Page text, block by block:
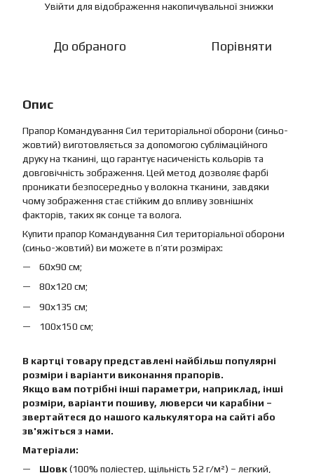
Увійти для відображення накопичувальної знижки
До обраного Порівняти
Опис
Прапор Командування Сил територіальної оборони (синьо-
жовтий) виготовляється за допомогою сублімаційного
друку на тканині, що гарантує насиченість кольорів та
довговічність зображення. Цей метод дозволяє фарбі
проникати безпосередньо у волокна тканини, завдяки
чому зображення стає стійким до впливу зовнішніх
факторів, таких як сонце та волога.
Купити прапор Командування Сил територіальної оборони
(синьо-жовтий) ви можете в п’яти розмірах:
60х90 см;
80х120 см;
90х135 см;
100х150 см;
В картці товару представлені найбільш популярні
розміри і варіанти виконання прапорів.
Якщо вам потрібні інші параметри, наприклад, інші
розміри, варіанти пошиву, люверси чи карабіни –
звертайтеся до нашого калькулятора на сайті або
зв'яжіться з нами.
Матеріали:
Шовк(100% поліестер, щільність 52 г/м²) – легкий,